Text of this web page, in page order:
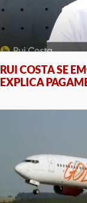
RUI COSTA SE
EXPLICA